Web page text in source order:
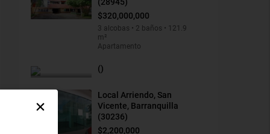
$320,000,000
3 alcobas • 2 baños • 121.9
m²
Apartamento
()
Local Arriendo, San
Vicente, Barranquilla
(30236)
$2,200,000